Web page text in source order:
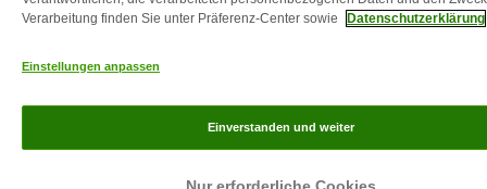
Verarbeitung finden Sie unter Präferenz-Center sowie
Datenschutzerklärung
Einstellungen anpassen
Nur erforderliche Cookies
Einverstanden und weiter